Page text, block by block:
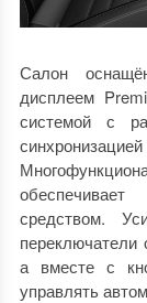
Салон
дисплеем
системой с
средством.
переключатели
а вместе с
управлять